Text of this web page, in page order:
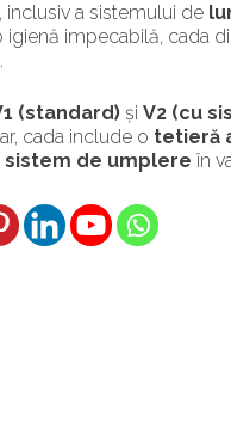
inclusiv a sistemului de
impecabilă, cada
(standard) șiV2 (cu
cada include o tetieră
de umplere în